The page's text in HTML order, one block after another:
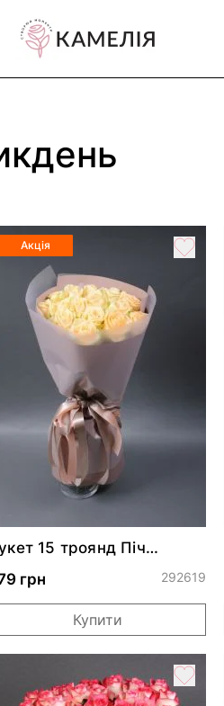
Акція
15 троянд Піч
грн
292619
Купити